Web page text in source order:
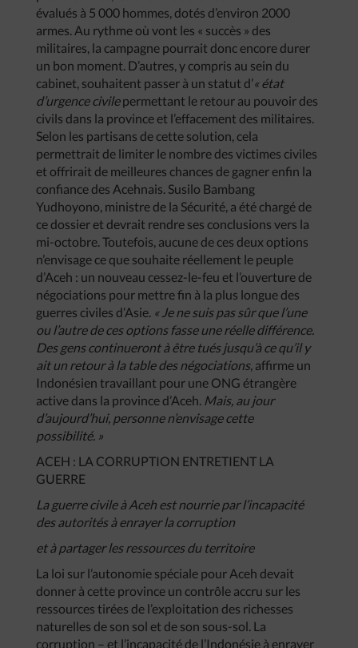
évalués à 5 000 hommes, dotés d’environ 2000
armes. Au rythme où vont les « succès » des
militaires, la campagne pourrait donc encore durer
un bon moment. D’autres, y compris au sein du
cabinet, souhaitent passer à un statut d’« état
d’urgence civilepermettant le retour au pouvoir des
civils dans la province et l’effacement des militaires.
Selon les partisans de cette solution, cela
permettrait de limiter le nombre des victimes civiles
et offrirait de meilleures chances de gagner enfin la
confiance des Acehnais. Susilo Bambang
Yudhoyono, ministre de la Sécurité, a été chargé de
ce dossier et devrait rendre ses conclusions vers la
mi-octobre. Toutefois, aucune de ces deux options
n’envisage ce que souhaite réellement le peuple
d’Aceh : un nouveau cessez-le-feu et l’ouverture de
négociations pour mettre fin à la plus longue des
guerres civiles d’Asie. « Je ne suis pas sûr que l’une
ou l’autre de ces options fasse une réelle différence.
Des gens continueront à être tués jusqu’à ce qu’il y
ait un retour à la table des négociations, affirme un
Indonésien travaillant pour une ONG étrangère
active dans la province d’Aceh. Mais, au jour
d’aujourd’hui, personne n’envisage cette
possibilité. »
ACEH : LA CORRUPTION ENTRETIENT LA
GUERRE
La guerre civile à Aceh est nourrie par l’incapacité
des autorités à enrayer la corruption
et à partager les ressources du territoire
La loi sur l’autonomie spéciale pour Aceh devait
donner à cette province un contrôle accru sur les
ressources tirées de l’exploitation des richesses
naturelles de son sol et de son sous-sol. La
corruption – et l’incapacité de l’Indonésie à enrayer